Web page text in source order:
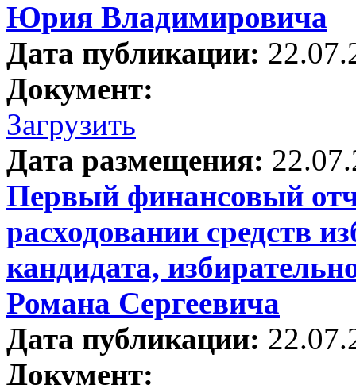
Юрия Владимировича
Дата публикации:
Документ:
Загрузить
Дата размещения:
Первый финансовый
расходовании средств
кандидата,
Романа Сергеевича
Дата публикации:
Документ: